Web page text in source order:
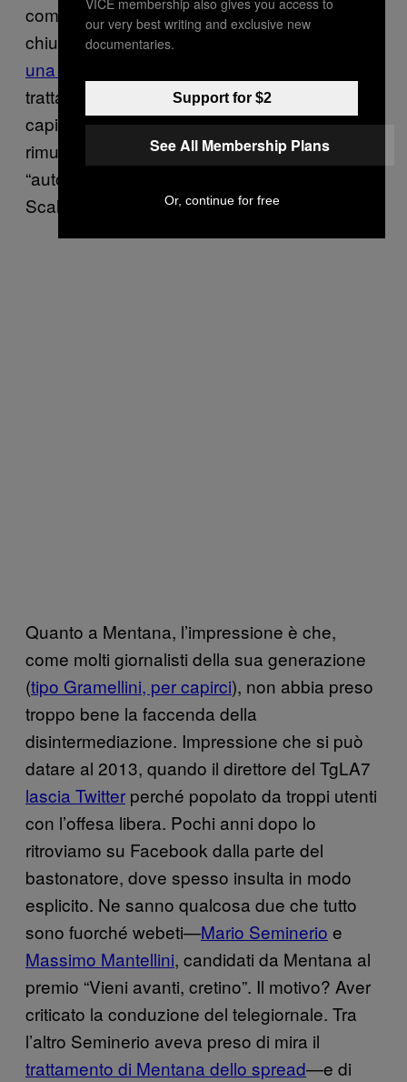
comunità di fan che aggrediscono veementi
chiunque tocchi il loro idolo, anche solo con
una semplice antonomasia
tratta di
un’altra pagina satirica. Invece gli
capita anche di condividere d’impeto—
rimuovendo poi—post che attaccano
“autocertificati divulgatori”, come il già citato
Scalari.
Quanto a Mentana, l’impressione è che,
come molti giornalisti della sua generazione
(tipo Gramellini, per capirci), non abbia preso
troppo bene la faccenda della
disintermediazione. Impressione che si può
datare al 2013, quando il direttore del TgLA7
lascia Twitter perché popolato da troppi utenti
con l’offesa libera. Pochi anni dopo lo
ritroviamo su Facebook dalla parte del
bastonatore, dove spesso insulta in modo
esplicito. Ne sanno qualcosa due che tutto
sono fuorché webeti—Mario Seminerio e
Massimo Mantellini, candidati da Mentana al
premio “Vieni avanti, cretino”. Il motivo? Aver
criticato la conduzione del telegiornale. Tra
l’altro Seminerio aveva preso di mira il
trattamento di Mentana dello spread—e di
our very best writing and exclusive new
documentaries.
Support for $2
See All Membership Plans
Or, continue for free